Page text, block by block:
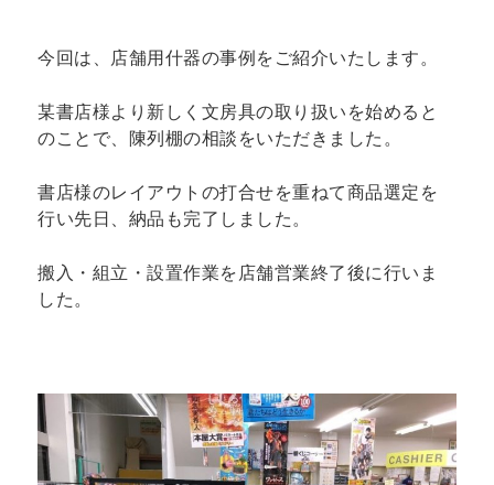
今回は、店舗用什器の事例をご紹介いたします。
某書店様より新しく文房具の取り扱いを始めると
のことで、陳列棚の相談をいただきました。
書店様のレイアウトの打合せを重ねて商品選定を
行い先日、納品も完了しました。
搬入・組立・設置作業を店舗営業終了後に行いま
した。